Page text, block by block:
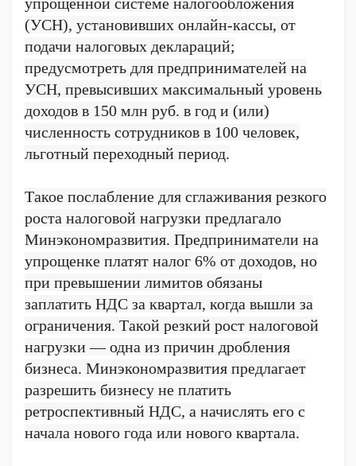
(УСН), установивших онлайн-кассы, от
подачи налоговых деклараций;
предусмотреть для предпринимателей на
УСН, превысивших максимальный уровень
доходов в 150 млн руб. в год и (или)
численность сотрудников в 100 человек,
льготный переходный период.
Такое послабление для сглаживания резкого
роста налоговой нагрузки предлагало
Минэкономразвития. Предприниматели на
упрощенке платят налог 6% от доходов, но
при превышении лимитов обязаны
заплатить НДС за квартал, когда вышли за
ограничения. Такой резкий рост налоговой
нагрузки — одна из причин дробления
бизнеса. Минэкономразвития предлагает
разрешить бизнесу не платить
ретроспективный НДС, а начислять его с
начала нового года или нового квартала.